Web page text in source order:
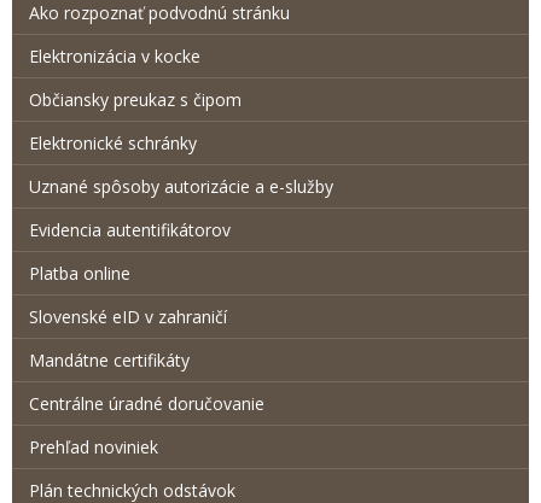
Ako rozpoznať podvodnú stránku
Elektronizácia v kocke
Občiansky preukaz s čipom
Elektronické schránky
Uznané spôsoby autorizácie a e-služby
Evidencia autentifikátorov
Platba online
Slovenské eID v zahraničí
Mandátne certifikáty
Centrálne úradné doručovanie
Prehľad noviniek
Plán technických odstávok